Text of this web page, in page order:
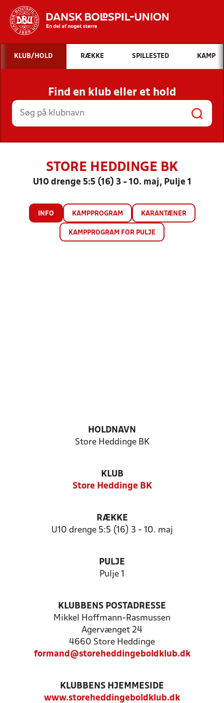
Hvad vil du søge efter?
INDHOLD OG NYHEDER
STILLINGER, RESULTATER, KLUBBER OG
HOLD
KLUB/HOLD RÆKKE SPILLESTED KAMP
Find en klub eller et hold
STORE HEDDINGE BK
U10 drenge 5:5 (16) 3 - 10. maj, Pulje 1
INFO KAMPPROGRAM KARANTÆNER
KAMPPROGRAM FOR PULJE
HOLDNAVN
Store Heddinge BK
KLUB
Store Heddinge BK
RÆKKE
U10 drenge 5:5 (16) 3 - 10. maj
PULJE
Pulje 1
KLUBBENS POSTADRESSE
Mikkel Hoffmann-Rasmussen
Agervænget 24
4660 Store Heddinge
formand@storeheddingeboldklub.dk
KLUBBENS HJEMMESIDE
www.storeheddingeboldklub.dk